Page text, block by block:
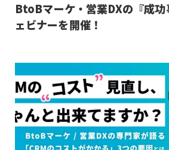
BtoBマーケ・営業DXの『成
ェビナーを開催！